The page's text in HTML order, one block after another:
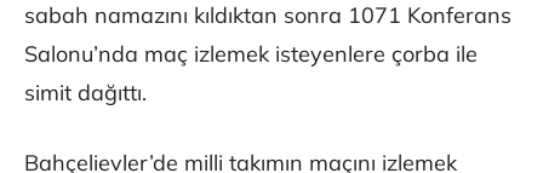
sabah namazını kıldıktan sonra 1071 Konferans
Salonu’nda maç izlemek isteyenlere çorba ile
simit dağıttı.
Bahçelievler’de milli takımın maçını izlemek